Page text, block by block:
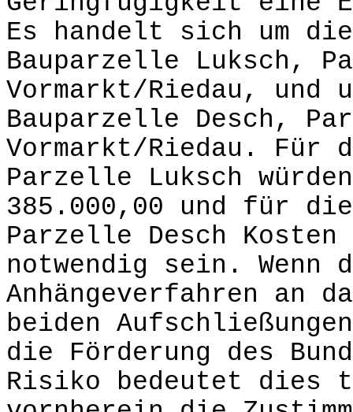
Es handelt sich um
Bauparzelle Luksch,
Vormarkt/Riedau, und
Bauparzelle Desch,
Vormarkt/Riedau. Für
Parzelle Luksch
385.000,00 und für
Parzelle Desch
notwendig sein.
Anhängeverfahren an
beiden
die Förderung des
Risiko bedeutet dies